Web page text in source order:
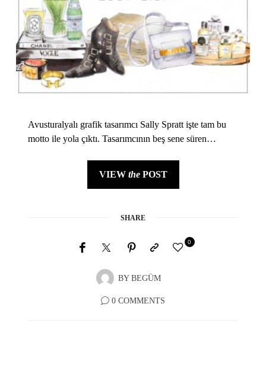
Avusturalyalı grafik tasarımcı Sally Spratt işte tam bu
motto ile yola çıktı. Tasarımcının beş sene süren…
VIEW thePOST
SHARE
BY BEGÜM
0
0 COMMENTS